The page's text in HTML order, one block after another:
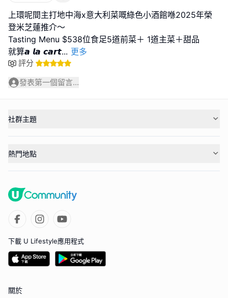
上環呢間主打地中海x意大利菜嘅綠色小酒館喺2025年榮
登米芝蓮推介～
Tasting Menu $538位食足5道前菜＋ 1道主菜＋甜品
就算𝙖 𝙡𝙖 𝙘𝙖𝙧𝙩... 更多
評分
發表第一個留言...
社群主題
熱門地點
下載 U Lifestyle應用程式
關於